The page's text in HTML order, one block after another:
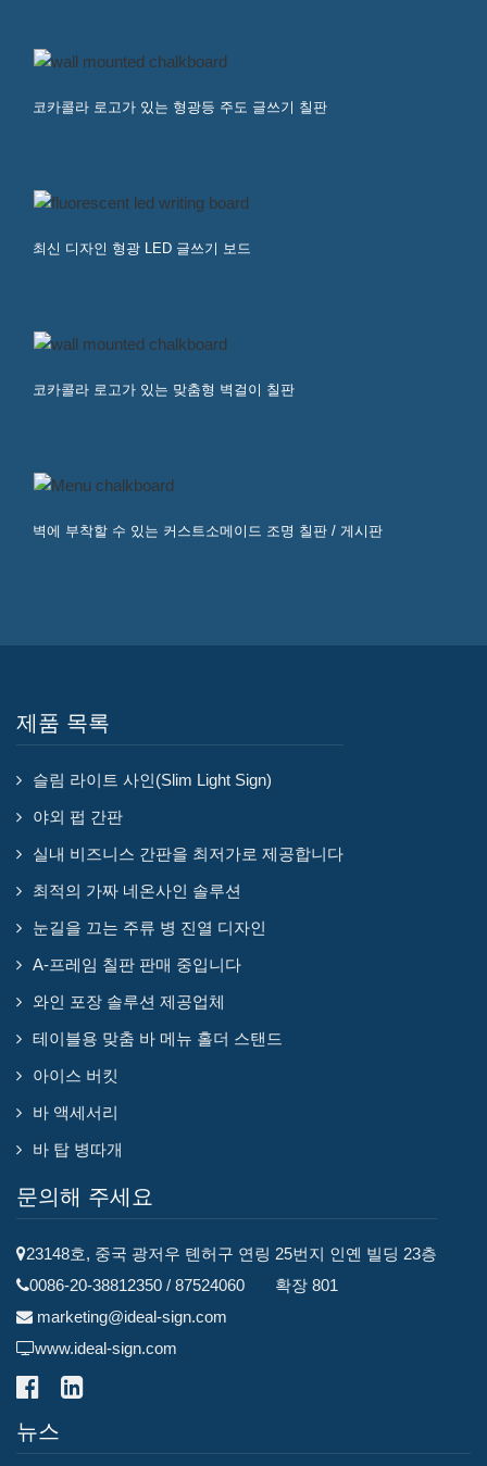
코카콜라 로고가 있는 형광등 주도 글쓰기 칠판
최신 디자인 형광 LED 글쓰기 보드
코카콜라 로고가 있는 맞춤형 벽걸이 칠판
벽에 부착할 수 있는 커스트소메이드 조명 칠판 / 게시판
제품 목록
슬림 라이트 사인(Slim Light Sign)
야외 펍 간판
실내 비즈니스 간판을 최저가로 제공합니다
최적의 가짜 네온사인 솔루션
눈길을 끄는 주류 병 진열 디자인
A-프레임 칠판 판매 중입니다
와인 포장 솔루션 제공업체
테이블용 맞춤 바 메뉴 홀더 스탠드
아이스 버킷
바 액세서리
바 탑 병따개
문의해 주세요
23148호, 중국 광저우 톈허구 연링 25번지 인옌 빌딩 23층
0086-20-38812350 / 87524060 확장 801
marketing@ideal-sign.com
www.ideal-sign.com
뉴스